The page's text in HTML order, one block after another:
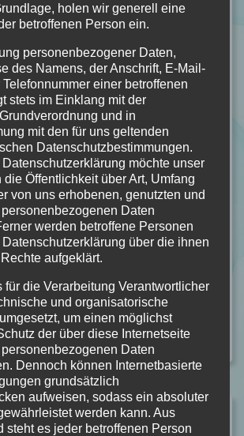
nehmen.
#PAUSE
,GEDANKENGÄNGE
Kommentare:
holen wir generell eine
betroffenen Person ein.
personenbezogener Daten,
des Namens, der Anschrift, E-Mail-
einer betroffenen
stets im Einklang mit der
und in
mit den für uns geltenden
Datenschutzbestimmungen.
möchte unser
die Öffentlichkeit über Art, Umfang
von uns erhobenen, genutzten und
Daten
werden betroffene Personen
über die ihnen
aufgeklärt.
für die Verarbeitung Verantwortlicher
und organisatorische
um einen möglichst
der über diese Internetseite
Daten
Dennoch können Internetbasierte
grundsätzlich
aufweisen, sodass ein absoluter
werden kann. Aus
steht es jeder betroffenen Person